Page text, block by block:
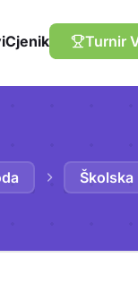
Cjenik Turnir
Školska